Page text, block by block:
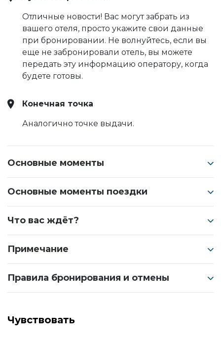
Отличные новости! Вас могут забрать из
вашего отеля, просто укажите свои данные
при бронировании. Не волнуйтесь, если вы
еще не забронировали отель, вы можете
передать эту информацию оператору, когда
будете готовы.
Конечная точка
Аналогично точке выдачи.
Основные моменты
Основные моменты поездки
Что вас ждёт?
Примечание
Правила бронирования и отмены
Чувствовать